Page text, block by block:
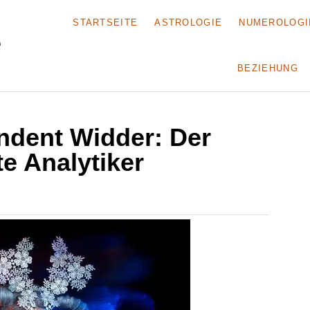
STARTSEITE ASTROLOGIE
BEZIEHUNG
Widder: Der
Analytiker